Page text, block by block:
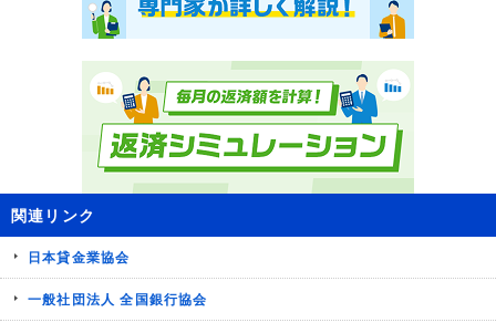
関連リンク
日本貸金業協会
一般社団法人 全国銀行協会